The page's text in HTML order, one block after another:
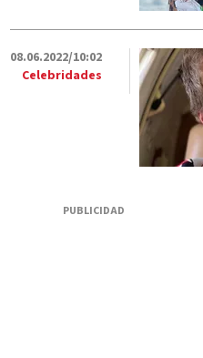
08.06.2022/10:02
Celebridades
PUBLICIDAD